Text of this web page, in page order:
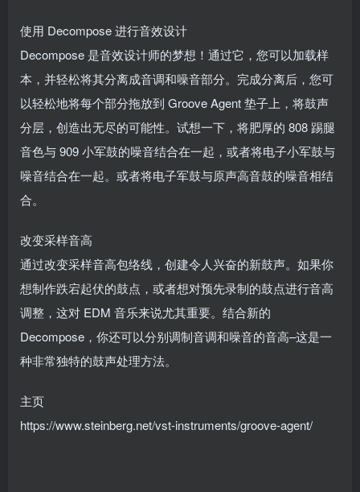
使用 Decompose 进行音效设计
Decompose 是音效设计师的梦想！通过它，您可以加载样
本，并轻松将其分离成音调和噪音部分。完成分离后，您可
以轻松地将每个部分拖放到 Groove Agent 垫子上，将鼓声
分层，创造出无尽的可能性。试想一下，将肥厚的 808 踢腿
音色与 909 小军鼓的噪音结合在一起，或者将电子小军鼓与
噪音结合在一起。或者将电子军鼓与原声高音鼓的噪音相结
合。
改变采样音高
通过改变采样音高包络线，创建令人兴奋的新鼓声。如果你
想制作跌宕起伏的鼓点，或者想对预先录制的鼓点进行音高
调整，这对 EDM 音乐来说尤其重要。结合新的
Decompose，你还可以分别调制音调和噪音的音高–这是一
种非常独特的鼓声处理方法。
主页
https://www.steinberg.net/vst-instruments/groove-agent/